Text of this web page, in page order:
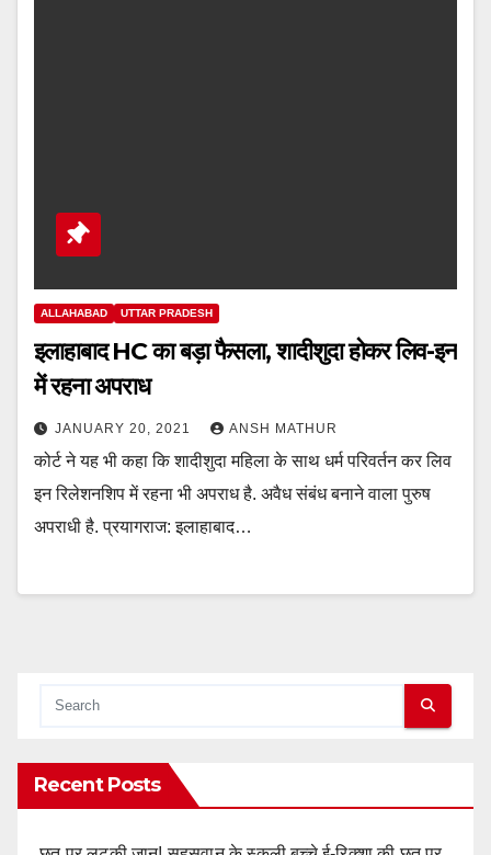
ALLAHABAD UTTAR PRADESH
इलाहाबाद HC का बड़ा फैसला, शादीशुदा होकर लिव-इन
में रहना अपराध
JANUARY 20, 2021 ANSH MATHUR
कोर्ट ने यह भी कहा कि शादीशुदा महिला के साथ धर्म परिवर्तन कर लिव
इन रिलेशनशिप में रहना भी अपराध है. अवैध संबंध बनाने वाला पुरुष
अपराधी है. प्रयागराज: इलाहाबाद…
Recent Posts